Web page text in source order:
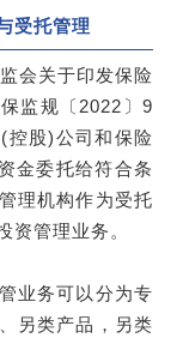
受托管理
会关于印发保险
监规〔2022〕9
控股)公司和保险
金委托给符合条
理机构作为受托
资管理业务。
业务可以分为专
另类产品，另类